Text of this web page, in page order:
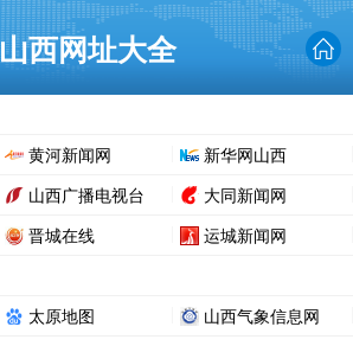
山西网址大全
黄河新闻网 新华网山西
山西广播电视台 大同新闻网
晋城在线 运城新闻网
太原地图 山西气象信息网